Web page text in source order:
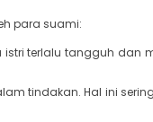
para suami:
terlalu tangguh dan
tindakan. Hal ini